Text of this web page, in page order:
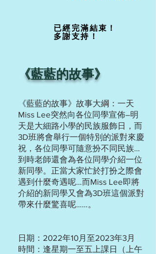
已經完滿結束！
多謝支持！
《藍藍的故事》
《藍藍的故事》故事大綱：一天
Miss Lee突然向各位同學宣佈–明
天是大細路小學的民族服飾日，而
3D班將會舉行一個特別的派對來慶
祝，各位同學可隨意扮不同民族…
到時老師還會為各位同學介紹一位
新同學。正當大家忙於打扮之際會
遇到什麼奇遇呢…而Miss Lee即將
介紹的新同學又會為3D班這個派對
帶來什麼驚喜呢……。
日期：2022年10月至2023年3月
時間：逢星期一至五上課日（上午